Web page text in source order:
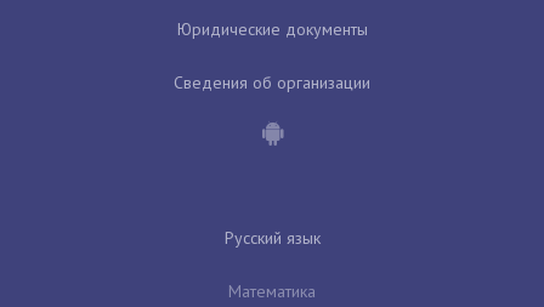
Юридические документы
Сведения об организации
Русский язык
Математика